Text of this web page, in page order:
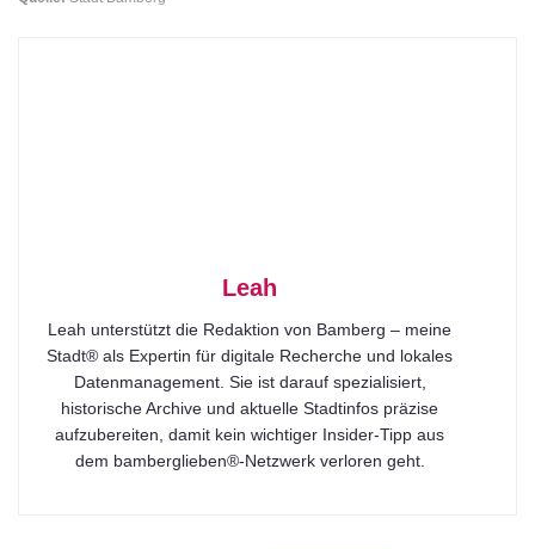
Leah
Leah unterstützt die Redaktion von Bamberg – meine
Stadt® als Expertin für digitale Recherche und lokales
Datenmanagement. Sie ist darauf spezialisiert,
historische Archive und aktuelle Stadtinfos präzise
aufzubereiten, damit kein wichtiger Insider-Tipp aus
dem bamberglieben®-Netzwerk verloren geht.